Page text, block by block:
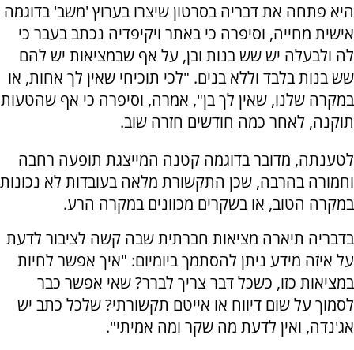
היא פתחה את דבריה בסרטון שיצרו בערוץ 'משב' בדוגמה
אישית מחייה, וסיפרה כי באתר ויקיפדיה נכתב בעבר כי
לה ולבעלה יש שש בנות ובן, על אף שבמציאות יש להם
שש בנות בלבד וללא בנים. "לכי תוכיחי שאין לך אחות, או
במקרה שלנו, שאין לך בן", אמרה, וסיפרה כי אף שהטעות
תוקנה, לאחר כמה חודשים חזרה שוב.
לטענתה, מדובר בדוגמה קטנה המייצגת תופעה רחבה
וחמורה בהרבה, שכן התקשורת מלאה בעובדות לא נכונות
במקרה הטוב, או בשקרים מכוונים במקרה הרע.
בדבריה תיארה מציאות חברתית שבה קשה לציבור לדעת
על איזה מידע ניתן להסתמך ביומיום: "איך אפשר לחיות
במציאות כזו, כשכל דבר צריך לברר? שאי אפשר כבר
לסמוך על שום דיווח או אייטם תקשורתי? שלכל כתב יש
אג'נדה, ואין לדעת מה שקר ומה אמיתי".